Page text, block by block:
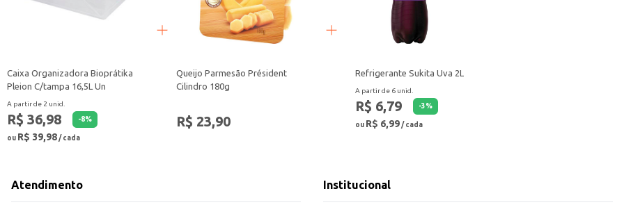
Caixa Organizadora Bioprátika
Pleion C/tampa 16,5L Un
A partir de 2 unid.
R$ 36,98 -8%
ou R$ 39,98/ cada
Queijo Parmesão Président
Cilindro 180g
R$ 23,90
Refrigerante Sukita Uva 2L
A partir de 6 unid.
R$ 6,79 -3%
ou R$ 6,99/ cada
Atendimento Institucional